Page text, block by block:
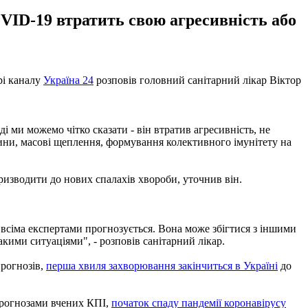
19 втратить свою агресивність або
каналу Україна 24 розповів головний санітарний лікар Віктор
ми можемо чітко сказати - він втратив агресивність, не
масові щеплення, формування колективного імунітету на
до нових спалахів хвороби, уточнив він.
експертами прогнозується. Вона може збігтися з іншими
ситуаціями", - розповів санітарний лікар.
перша хвиля захворювання закінчиться в Україні до
вчених КПІ, початок спаду пандемії коронавірусу